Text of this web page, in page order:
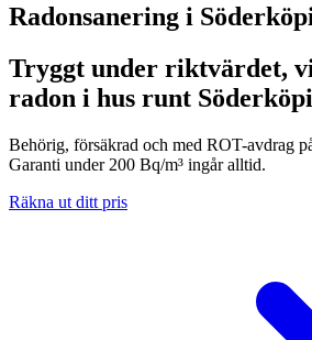
Radonsanering i
Tryggt under riktvärdet,
radon i hus runt
Behörig, försäkrad och med ROT-avdrag
Garanti under 200 Bq/m³ ingår alltid.
Räkna ut ditt pris